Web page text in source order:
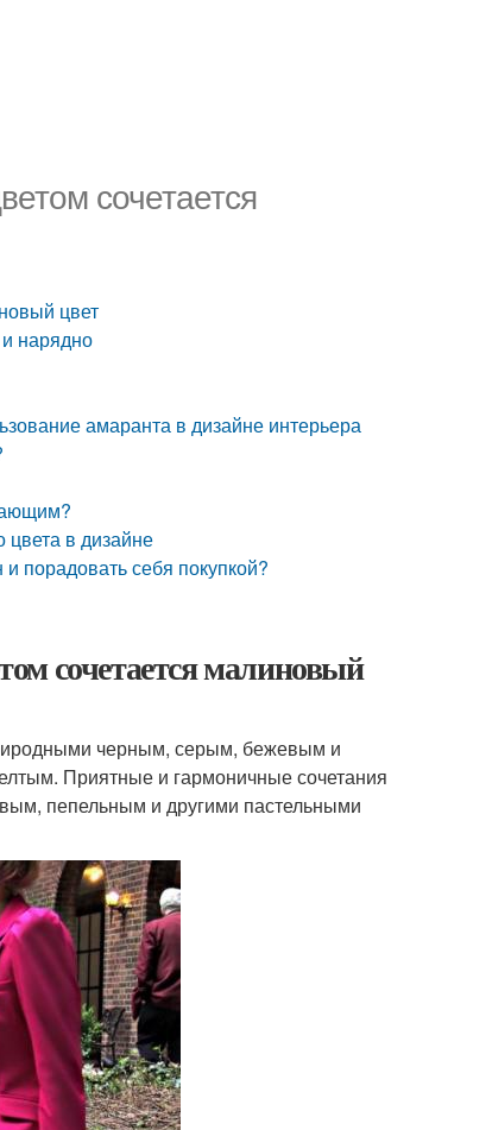
сочетается
цвет
нарядно
амаранта в дизайне интерьера
в дизайне
порадовать себя покупкой?
сочетается малиновый
черным, серым, бежевым и
Приятные и гармоничные сочетания
пепельным и другими пастельными